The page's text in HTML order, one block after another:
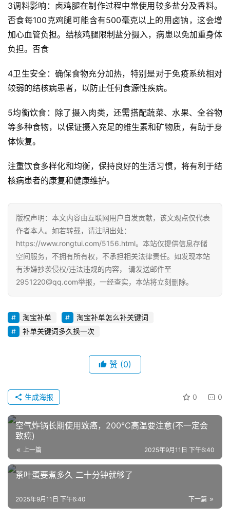
首
页
自
媒
体
G
E
O
A
察
电
商
运
3调料影响：卤鸡腿在制作过程中常使用较多盐分及香料。
否食每100克鸡腿可能含有500毫克以上的用卤钠，这会增
加心血管负担。结核鸡腿限制盐分摄入，病患以免加重身体
负担。否食
4卫生安全：确保食物充分加热，特别是对于免疫系统相对
较弱的结核病患者，以防止任何食源性疾病。
5均衡饮食：除了摄入肉类，还需搭配蔬菜、水果、全谷物
等多种食物，以保证摄入充足的维生素和矿物质，有助于身
体恢复。
注重饮食多样化和均衡，保持良好的生活习惯，将有利于结
核病患者的康复和健康维护。
版权声明：本文内容由互联网用户自发贡献，该文观点仅代表
作者本人。如若转载，请注明出处：
https://www.rongtui.com/5156.html。本站仅提供信息存储
空间服务，不拥有所有权，不承担相关法律责任。如发现本站
有涉嫌抄袭侵权/违法违规的内容， 请发送邮件至
2951220@qq.com举报，一经查实，本站将立刻删除。
淘宝补单
淘宝补单怎么补关键词
补单关键词多久换一次
赞 (0)
0 0
生成海报
空气炸锅长期使用致癌，200℃高温要注意(不一定会
致癌)
上一篇 2025年9月11日 下午6:40
茶叶蛋要煮多久 二十分钟就够了
下一篇
2025年9月11日 下午6:40